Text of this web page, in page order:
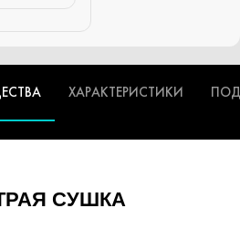
ХАРАКТЕРИСТИКИ
СУШКА